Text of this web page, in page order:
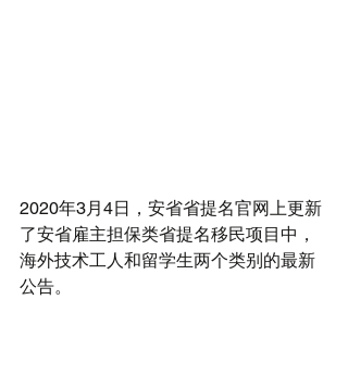
2020年3月4日，安省省提名官网上更新
了安省雇主担保类省提名移民项目中，
海外技术工人和留学生两个类别的最新
公告。